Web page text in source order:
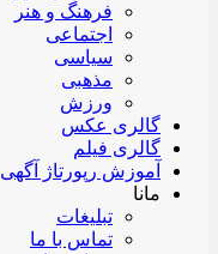
فرهنگ و هنر
اجتماعی
سیاسی
مذهبی
ورزش
گالری عکس
گالری فیلم
آموزش رپورتاژ آگهی
مانا
تبلیغات
تماس با ما